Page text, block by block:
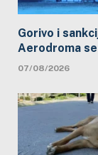
Gorivo i
Aerodroma
07/08/2026